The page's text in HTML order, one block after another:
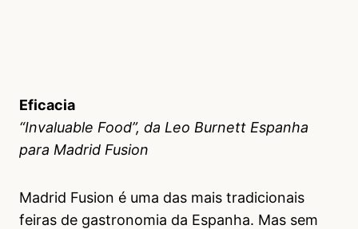
Eficacia
“Invaluable Food”, da Leo Burnett Espanha
para Madrid Fusion
Madrid Fusion é uma das mais tradicionais
feiras de gastronomia da Espanha. Mas sem